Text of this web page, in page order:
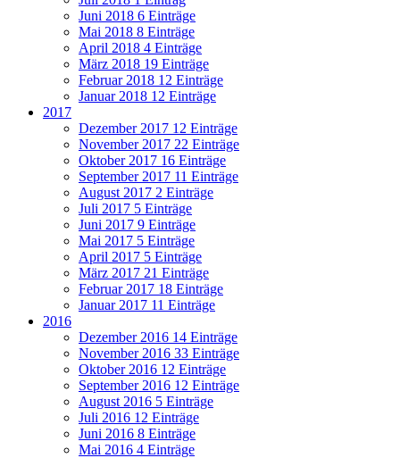
Juni 2018 6 Einträge
Mai 2018 8 Einträge
April 2018 4 Einträge
März 2018 19 Einträge
Februar 2018 12 Einträge
Januar 2018 12 Einträge
2017
Dezember 2017 12 Einträge
November 2017 22 Einträge
Oktober 2017 16 Einträge
September 2017 11 Einträge
August 2017 2 Einträge
Juli 2017 5 Einträge
Juni 2017 9 Einträge
Mai 2017 5 Einträge
April 2017 5 Einträge
März 2017 21 Einträge
Februar 2017 18 Einträge
Januar 2017 11 Einträge
2016
Dezember 2016 14 Einträge
November 2016 33 Einträge
Oktober 2016 12 Einträge
September 2016 12 Einträge
August 2016 5 Einträge
Juli 2016 12 Einträge
Juni 2016 8 Einträge
Mai 2016 4 Einträge